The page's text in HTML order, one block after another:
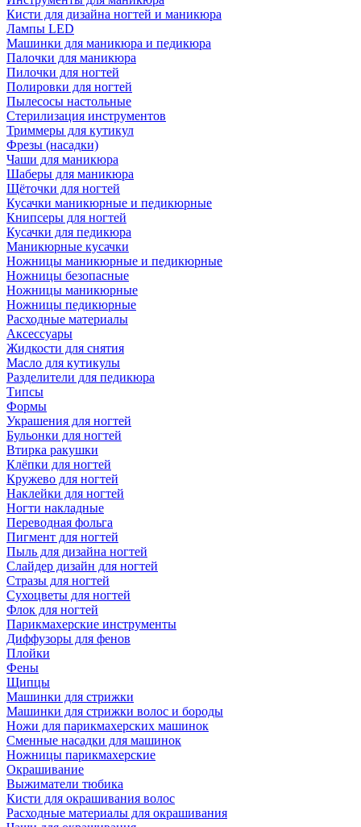
Кисти для дизайна ногтей и маникюра
Лампы LED
Машинки для маникюра и педикюра
Палочки для маникюра
Пилочки для ногтей
Полировки для ногтей
Пылесосы настольные
Стерилизация инструментов
Триммеры для кутикул
Фрезы (насадки)
Чаши для маникюра
Шаберы для маникюра
Щёточки для ногтей
Кусачки маникюрные и педикюрные
Книпсеры для ногтей
Кусачки для педикюра
Маникюрные кусачки
Ножницы маникюрные и педикюрные
Ножницы безопасные
Ножницы маникюрные
Ножницы педикюрные
Расходные материалы
Аксессуары
Жидкости для снятия
Масло для кутикулы
Разделители для педикюра
Типсы
Формы
Украшения для ногтей
Бульонки для ногтей
Втирка ракушки
Клёпки для ногтей
Кружево для ногтей
Наклейки для ногтей
Ногти накладные
Переводная фольга
Пигмент для ногтей
Пыль для дизайна ногтей
Слайдер дизайн для ногтей
Стразы для ногтей
Сухоцветы для ногтей
Флок для ногтей
Парикмахерские инструменты
Диффузоры для фенов
Плойки
Фены
Щипцы
Машинки для стрижки
Машинки для стрижки волос и бороды
Ножи для парикмахерских машинок
Сменные насадки для машинок
Ножницы парикмахерские
Окрашивание
Выжиматели тюбика
Кисти для окрашивания волос
Расходные материалы для окрашивания